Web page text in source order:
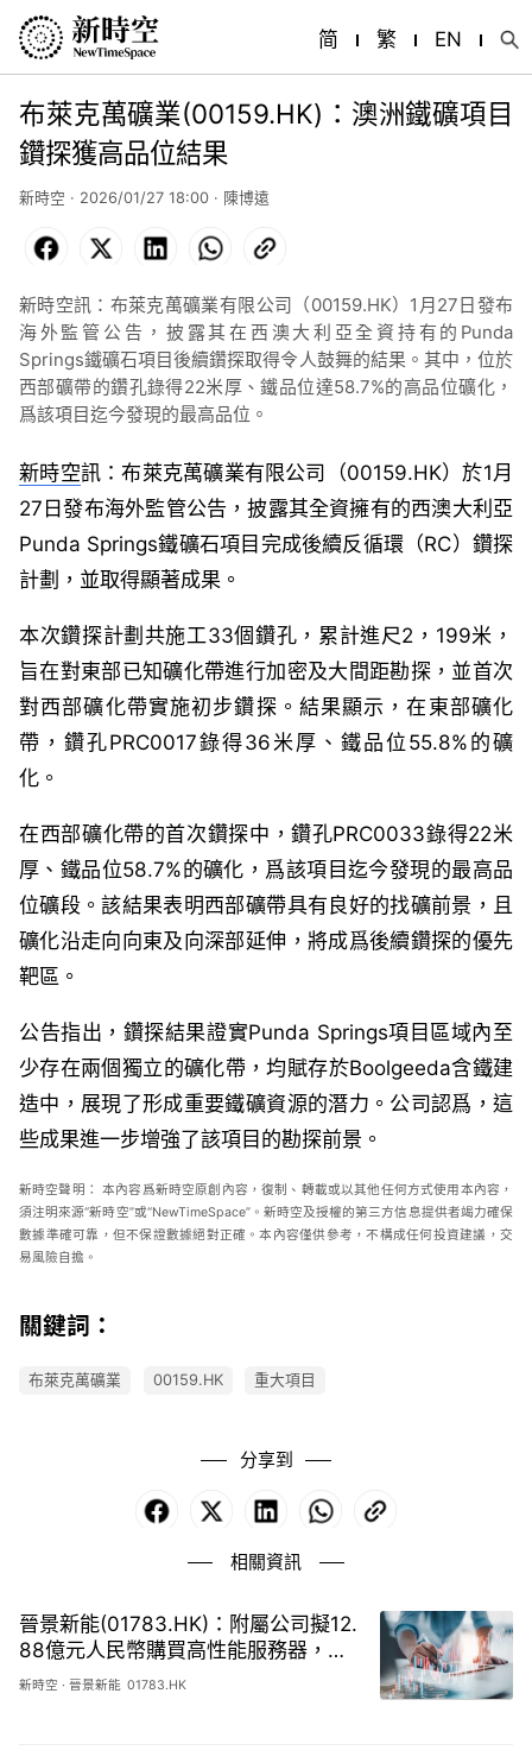
简 繁 EN
布萊克萬礦業(00159.HK)：澳洲鐵礦項目
鑽探獲高品位結果
新時空 · 2026/01/27 18:00 · 陳博遠
Facebook LinkedIn WhatsApp
新時空訊：布萊克萬礦業有限公司（00159.HK）1月27日發布
海外監管公告，披露其在西澳大利亞全資持有的Punda
Springs鐵礦石項目後續鑽探取得令人鼓舞的結果。其中，位於
西部礦帶的鑽孔錄得22米厚、鐵品位達58.7%的高品位礦化，
爲該項目迄今發現的最高品位。
新時空訊：布萊克萬礦業有限公司（00159.HK）於1月
27日發布海外監管公告，披露其全資擁有的西澳大利亞
Punda Springs鐵礦石項目完成後續反循環（RC）鑽探
計劃，並取得顯著成果。
本次鑽探計劃共施工33個鑽孔，累計進尺2，199米，
旨在對東部已知礦化帶進行加密及大間距勘探，並首次
對西部礦化帶實施初步鑽探。結果顯示，在東部礦化
帶，鑽孔PRC0017錄得36米厚、鐵品位55.8%的礦
化。
在西部礦化帶的首次鑽探中，鑽孔PRC0033錄得22米
厚、鐵品位58.7%的礦化，爲該項目迄今發現的最高品
位礦段。該結果表明西部礦帶具有良好的找礦前景，且
礦化沿走向向東及向深部延伸，將成爲後續鑽探的優先
靶區。
公告指出，鑽探結果證實Punda Springs項目區域內至
少存在兩個獨立的礦化帶，均賦存於Boolgeeda含鐵建
造中，展現了形成重要鐵礦資源的潛力。公司認爲，這
些成果進一步增強了該項目的勘探前景。
新時空聲明：
本內容爲新時空原創內容，復制、轉載或以其他任何方式使用本內容，
須注明來源“新時空”或“NewTimeSpace”。新時空及授權的第三方信息提供者竭力確保
數據準確可靠，但不保證數據絕對正確。本內容僅供參考，不構成任何投資建議，交
易風險自擔。
關鍵詞：
布萊克萬礦業 00159.HK 重大項目
分享到
Facebook LinkedIn WhatsApp
相關資訊
晉景新能(01783.HK)：附屬公司擬12.
88億元人民幣購買高性能服務器，構
成主要交易
新時空 ·晉景新能 01783.HK